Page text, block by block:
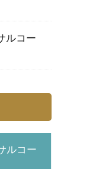
ルコー
ルコー